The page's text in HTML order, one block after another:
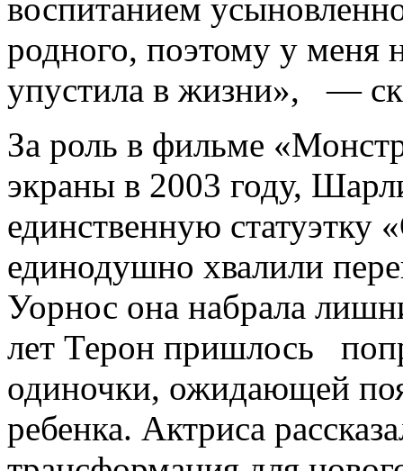
воспитанием
родного, поэтому у меня
упустила в жизни», —
За роль в фильме
экраны в 2003 году,
единственную статуэтку
единодушно хвалили
Уорнос она набрала
лет Терон пришлось
одиночки, ожидающей
ребенка. Актриса